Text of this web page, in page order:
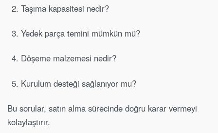
Taşıma kapasitesi nedir?
Yedek parça temini mümkün mü?
Döşeme malzemesi nedir?
Kurulum desteği sağlanıyor mu?
Bu sorular, satın alma sürecinde doğru karar vermeyi
kolaylaştırır.